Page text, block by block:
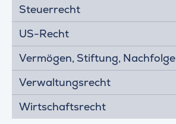
Steuerrecht
US-Recht
Vermögen, Stiftung, Nachfolge
Verwaltungsrecht
Wirtschaftsrecht